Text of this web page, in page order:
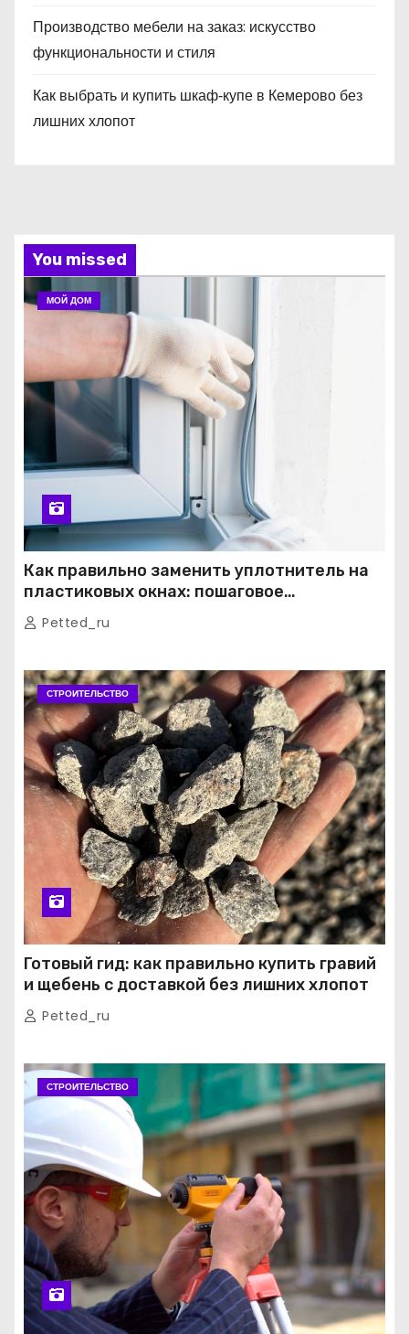
Производство мебели на заказ: искусство
функциональности и стиля
Как выбрать и купить шкаф‑купе в Кемерово без
лишних хлопот
You missed
МОЙ ДОМ
Как правильно заменить уплотнитель на
пластиковых окнах: пошаговое
руководство от экспертов
Petted_ru
СТРОИТЕЛЬСТВО
Готовый гид: как правильно купить гравий
и щебень с доставкой без лишних хлопот
Petted_ru
СТРОИТЕЛЬСТВО